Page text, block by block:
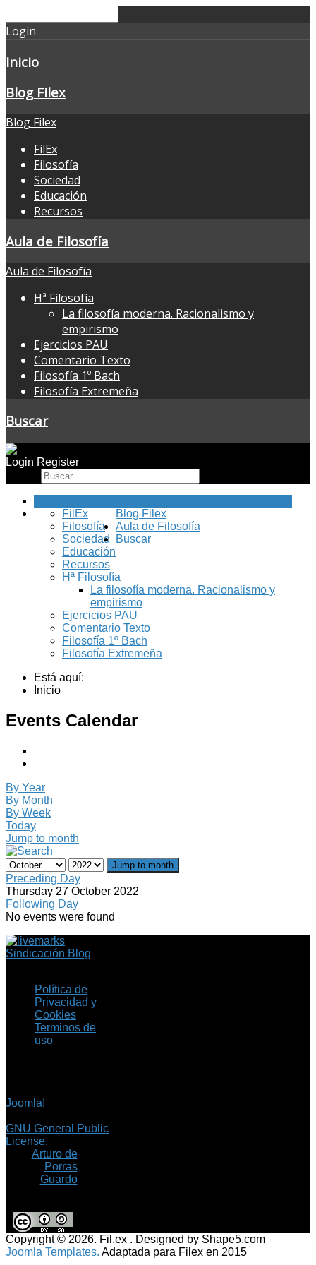
Login
Inicio
Blog Filex
Blog Filex
FilEx
Filosofía
Sociedad
Educación
Recursos
Aula de Filosofía
Aula de Filosofía
Hª Filosofía
La filosofía moderna. Racionalismo y
empirismo
Ejercicios PAU
Comentario Texto
Filosofía 1º Bach
Filosofía Extremeña
Buscar
Login Register
Blog Filex
FilEx
Filosofía
Sociedad
Educación
Recursos
Aula de Filosofía
Hª Filosofía
La filosofía moderna. Racionalismo y
empirismo
Ejercicios PAU
Comentario Texto
Filosofía 1º Bach
Filosofía Extremeña
Buscar
Está aquí:
Inicio
Events Calendar
By Year
By Month
By Week
Today
Jump to month
Jump to month
Preceding Day
Thursday 27 October 2022
Following Day
No events were found
Sindicación Blog
Política de
Privacidad y
Cookies
Terminos de
uso
Joomla!
GNU General Public
License.
Arturo de
Porras
Guardo
Copyright © 2026. Fil.ex . Designed by Shape5.com
Joomla Templates. Adaptada para Filex en 2015